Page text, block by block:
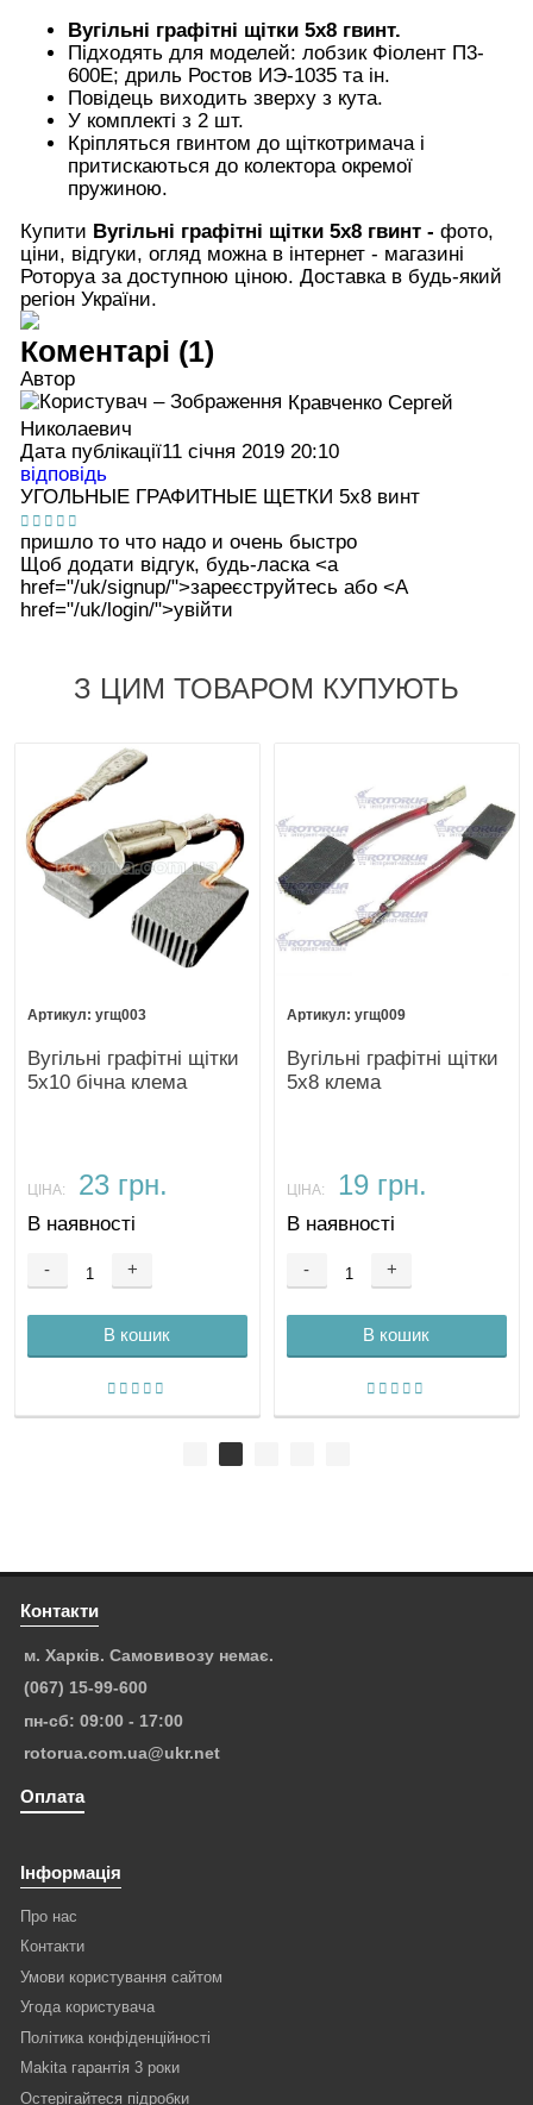
Вугільні графітні щітки 5х8 гвинт.
Підходять для моделей: лобзик Фіолент П3-
600Е; дриль Ростов ИЭ-1035 та ін.
Повідець виходить зверху з кута.
У комплекті з 2 шт.
Кріпляться гвинтом до щіткотримача і
притискаються до колектора окремої
пружиною.
Купити Вугільні графітні щітки 5х8 гвинт - фото,
ціни, відгуки, огляд можна в інтернет - магазині
Роторуа за доступною ціною. Доставка в будь-який
регіон України.
Коментарі (1)
Автор
Кравченко Сергей
Николаевич
Дата публікації11 січня 2019 20:10
відповідь
УГОЛЬНЫЕ ГРАФИТНЫЕ ЩЕТКИ 5х8 винт
пришло то что надо и очень быстро
Щоб додати відгук, будь-ласка <а
href="/uk/signup/">зареєструйтесь або <А
href="/uk/login/">увійти
З ЦИМ ТОВАРОМ КУПУЮТЬ
угщ003
Вугільні графітні щітки
5х10 бічна клема
ЦІНА: 23 грн.
В наявності
- +
В кошик
угщ009
Вугільні графітні щітки
5х8 клема
ЦІНА: 19 грн.
В наявності
- +
В кошик
Контакти
м. Харків. Самовивозу немає.
(067) 15-99-600
пн-сб: 09:00 - 17:00
rotorua.com.ua@ukr.net
Оплата
Інформація
Про нас
Контакти
Умови користування сайтом
Угода користувача
Політика конфіденційності
Makita гарантія 3 роки
Остерігайтеся підробки